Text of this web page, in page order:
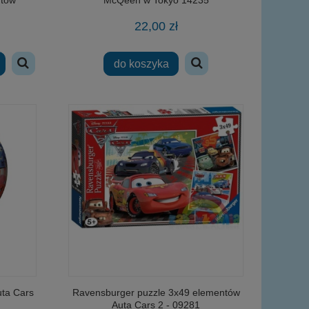
22,00 zł
do koszyka
Cars
Ravensburger puzzle 3x49 elementów
Auta Cars 2 - 09281